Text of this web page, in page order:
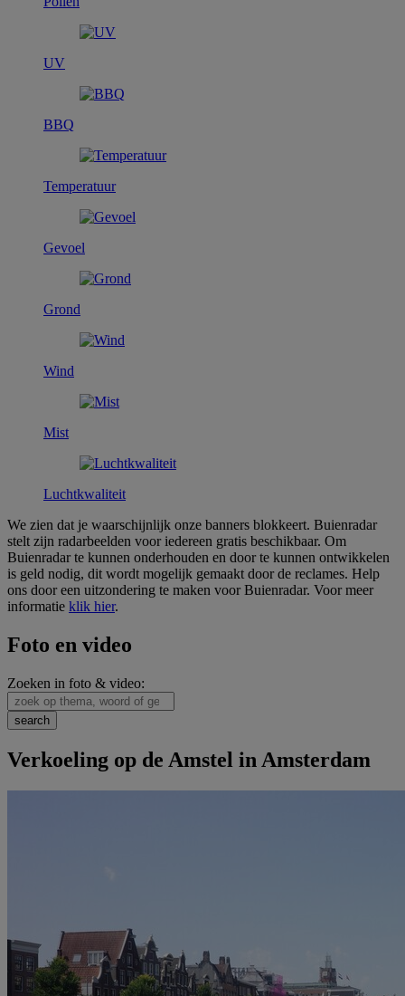
UV
BBQ
Temperatuur
Gevoel
Grond
Wind
Mist
Luchtkwaliteit
We zien dat je waarschijnlijk onze banners blokkeert. Buienradar
stelt zijn radarbeelden voor iedereen gratis beschikbaar. Om
Buienradar te kunnen onderhouden en door te kunnen ontwikkelen
is geld nodig, dit wordt mogelijk gemaakt door de reclames. Help
ons door een uitzondering te maken voor Buienradar. Voor meer
informatie klik hier.
Foto en video
Zoeken in foto & video:
Verkoeling op de Amstel in Amsterdam